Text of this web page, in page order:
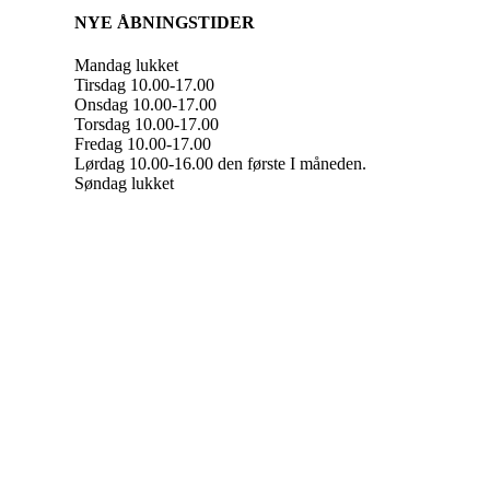
NYE ÅBNINGSTIDER
Mandag lukket
Tirsdag 10.00-17.00
Onsdag 10.00-17.00
Torsdag 10.00-17.00
Fredag 10.00-17.00
Lørdag 10.00-16.00 den første I måneden.
Søndag lukket